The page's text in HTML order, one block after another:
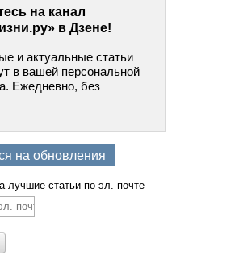
на канал
в Дзене!
и актуальные статьи
в вашей персональной
Ежедневно, без
на обновления
лучшие статьи по эл. почте